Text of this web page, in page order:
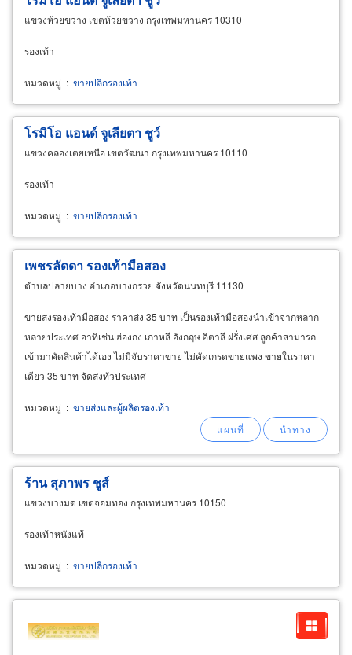
แขวงห้วยขวาง เขตห้วยขวาง กรุงเทพมหานคร 10310
รองเท้า
หมวดหมู่ : ขายปลีกรองเท้า
โรมิโอ แอนด์ จูเลียตา ชูว์
แขวงคลองเตยเหนือ เขตวัฒนา กรุงเทพมหานคร 10110
รองเท้า
หมวดหมู่ : ขายปลีกรองเท้า
เพชรลัดดา รองเท้ามือสอง
ตำบลปลายบาง อำเภอบางกรวย จังหวัดนนทบุรี 11130
ขายส่งรองเท้ามือสอง ราคาส่ง 35 บาท เป็นรองเท้ามือสองนำเข้าจากหลาก
หลายประเทศ อาทิเช่น ฮ่องกง เกาหลี อังกฤษ อิตาลี ฝรั่งเศส ลูกค้าสามารถ
เข้ามาคัดสินค้าได้เอง ไม่มีจับราคาขาย ไม่คัดเกรดขายแพง ขายในราคา
เดียว 35 บาท จัดส่งทั่วประเทศ
หมวดหมู่ : ขายส่งและผู้ผลิตรองเท้า
ร้าน สุภาพร ชูส์
แขวงบางมด เขตจอมทอง กรุงเทพมหานคร 10150
รองเท้าหนังแท้
หมวดหมู่ : ขายปลีกรองเท้า